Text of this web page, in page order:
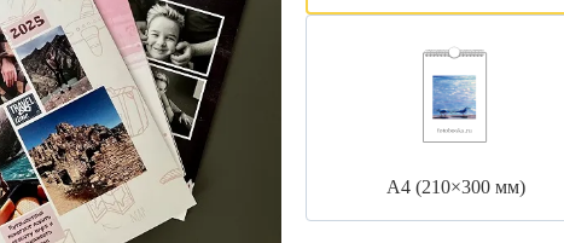
А4 (210×300 мм)